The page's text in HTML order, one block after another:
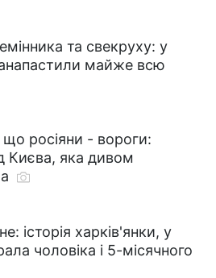
та свекруху: у
майже всю
що росіяни - вороги:
Києва, яка дивом
історія харків'янки, у
чоловіка і 5-місячного